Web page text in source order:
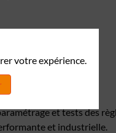
(BRE)
et tests des
et industrielle.
votre expérience.